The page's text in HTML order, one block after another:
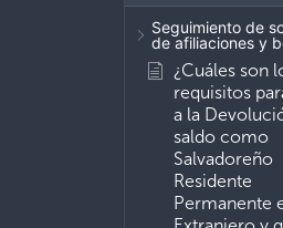
Seguimiento de
de afiliaciones y
¿Cuáles son
requisitos
a la
saldo como
Salvadoreño
Residente
Permanente